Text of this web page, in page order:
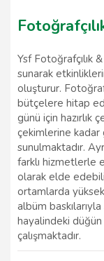
Ysf Fotoğrafçılık
sunarak
oluşturur.
bütçelere hitap
günü için hazırlık
çekimlerine
sunulmaktadır.
farklı hizmetlerle
olarak elde
ortamlarda
albüm
hayalindeki
çalışmaktadır.